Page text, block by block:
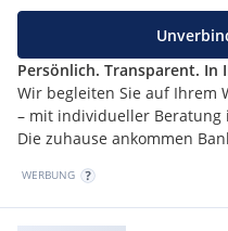
Persönlich. Transparent. In
Wir begleiten Sie auf Ihrem
– mit individueller
Die zuhause ankommen
WERBUNG